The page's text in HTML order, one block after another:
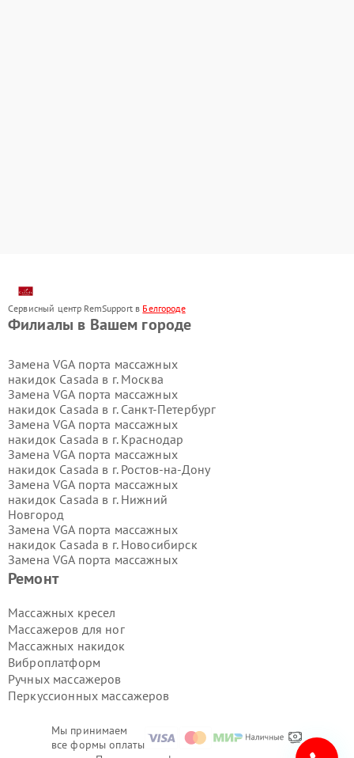
Сервисный центр RemSupport в Белгороде
Мы принимаем
все формы оплаты
Ремонт
Массажных кресел
Массажеров для ног
Массажных накидок
Виброплатформ
Ручных массажеров
Перкуссионных массажеров
Филиалы в Вашем городе
Замена VGA порта массажных
накидок Casada в г. Москва
Замена VGA порта массажных
накидок Casada в г. Санкт-Петербург
Замена VGA порта массажных
накидок Casada в г. Краснодар
Замена VGA порта массажных
накидок Casada в г. Ростов-на-Дону
Замена VGA порта массажных
накидок Casada в г. Нижний
Новгород
Замена VGA порта массажных
накидок Casada в г. Новосибирск
Замена VGA порта массажных
накидок Casada в г.
Замена VGA порта массажных
Замена VGA порта массажных
накидок Casada в г.Воронеж
Замена VGA порта массажных
накидок Casada в г.
Замена VGA порта массажных
накидок Casada в г.Самара
накидок Casada в г.
Замена VGA порта массажных
накидок Casada в г.
Красноярск